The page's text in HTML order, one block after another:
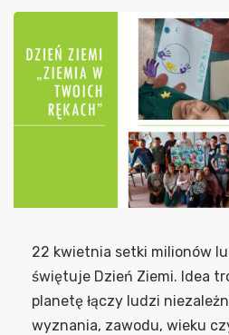
22 kwietnia setki milionów
świętuje Dzień Ziemi. Idea
planetę łączy ludzi
wyznania, zawodu, wieku